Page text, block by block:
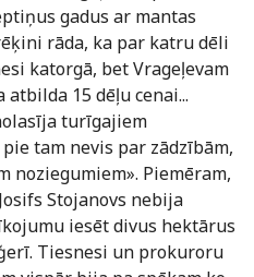
gadus ar mantas
rāda, ka par katru dēli
katorgā, bet Vrageļevam
15 dēļu cenai...
turīgajiem
tam nevis par zādzībām,
noziegumiem». Piemēram,
Stojanovs nebija
iesēt divus hektārus
Tiesnesi un prokuroru